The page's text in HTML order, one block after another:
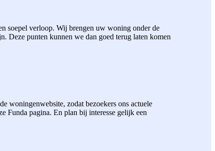
soepel verloop. Wij brengen uw woning onder de
Deze punten kunnen we dan goed terug laten komen
woningenwebsite, zodat bezoekers ons actuele
Funda pagina. En plan bij interesse gelijk een